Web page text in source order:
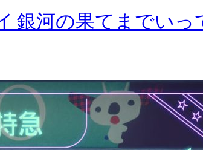
銀河の果てまでいっ